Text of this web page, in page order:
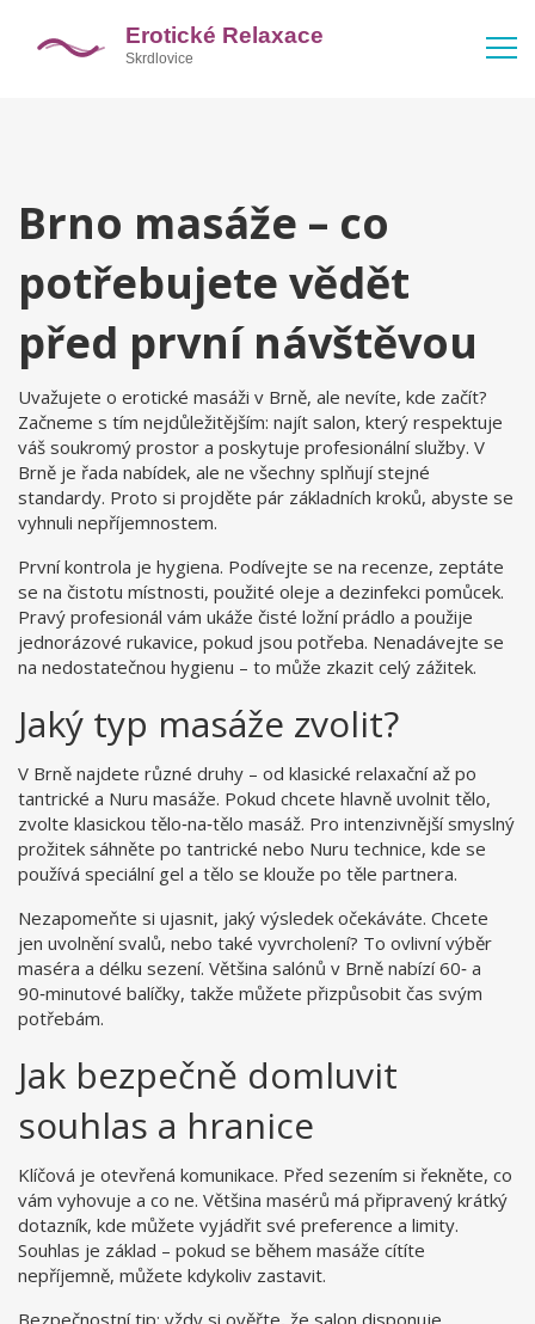
Brno masáže – co
potřebujete vědět
před první návštěvou
Uvažujete o erotické masáži v Brně, ale nevíte, kde začít?
Začneme s tím nejdůležitějším: najít salon, který respektuje
váš soukromý prostor a poskytuje profesionální služby. V
Brně je řada nabídek, ale ne všechny splňují stejné
standardy. Proto si projděte pár základních kroků, abyste se
vyhnuli nepříjemnostem.
První kontrola je hygiena. Podívejte se na recenze, zeptáte
se na čistotu místnosti, použité oleje a dezinfekci pomůcek.
Pravý profesionál vám ukáže čisté ložní prádlo a použije
jednorázové rukavice, pokud jsou potřeba. Nenadávejte se
na nedostatečnou hygienu – to může zkazit celý zážitek.
Jaký typ masáže zvolit?
V Brně najdete různé druhy – od klasické relaxační až po
tantrické a Nuru masáže. Pokud chcete hlavně uvolnit tělo,
zvolte klasickou tělo‑na‑tělo masáž. Pro intenzivnější smyslný
prožitek sáhněte po tantrické nebo Nuru technice, kde se
používá speciální gel a tělo se klouže po těle partnera.
Nezapomeňte si ujasnit, jaký výsledek očekáváte. Chcete
jen uvolnění svalů, nebo také vyvrcholení? To ovlivní výběr
maséra a délku sezení. Většina salónů v Brně nabízí 60‑ a
90‑minutové balíčky, takže můžete přizpůsobit čas svým
potřebám.
Jak bezpečně domluvit
souhlas a hranice
Klíčová je otevřená komunikace. Před sezením si řekněte, co
vám vyhovuje a co ne. Většina masérů má připravený krátký
dotazník, kde můžete vyjádřit své preference a limity.
Souhlas je základ – pokud se během masáže cítíte
nepříjemně, můžete kdykoliv zastavit.
Bezpečnostní tip: vždy si ověřte, že salon disponuje